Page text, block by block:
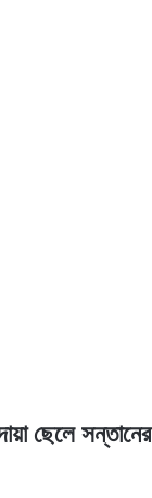
ছেলে সন্তানের